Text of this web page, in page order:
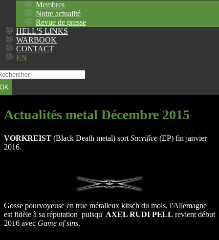
Membres
Notre actualité
Revue de presse
HELL'S LINKS
WARBOOK
CONTACT
EN
OK
Actualités metal Décembre 2015
VORKREIST (Black Death metal) sort Sacrifice (EP) fin janvier
2016.
Gosse pourvoyeuse en true métalleux kitsch du mois, l'Allemagne
est fidèle à sa réputation puisqu' AXEL RUDI PELL revient début
2016 avec Game of sins.